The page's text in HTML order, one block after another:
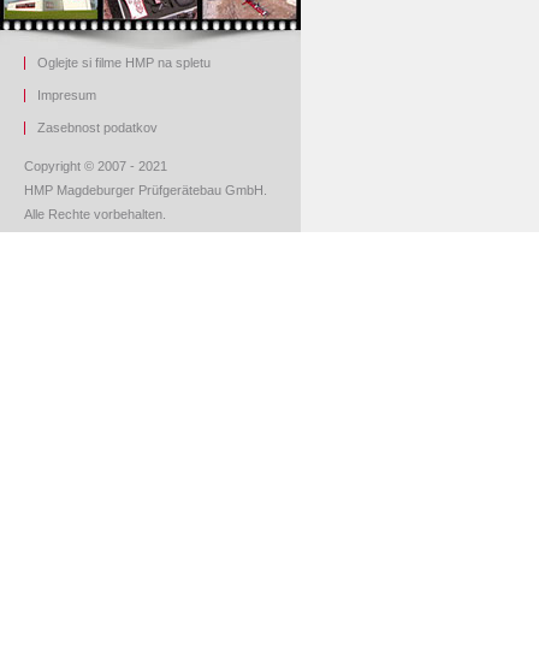
Oglejte si filme HMP na spletu
Impresum
Zasebnost podatkov
Copyright © 2007 - 2021
HMP Magdeburger Prüfgerätebau GmbH.
Alle Rechte vorbehalten.